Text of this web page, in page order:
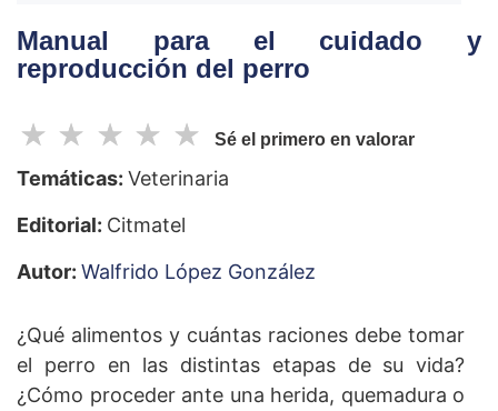
Manual para el cuidado y
reproducción del perro
☆
☆
☆
☆
☆ Sé el primero en valorar
Temáticas: Veterinaria
Editorial: Citmatel
Autor: Walfrido López González
¿Qué alimentos y cuántas raciones debe tomar
el perro en las distintas etapas de su vida?
¿Cómo proceder ante una herida, quemadura o